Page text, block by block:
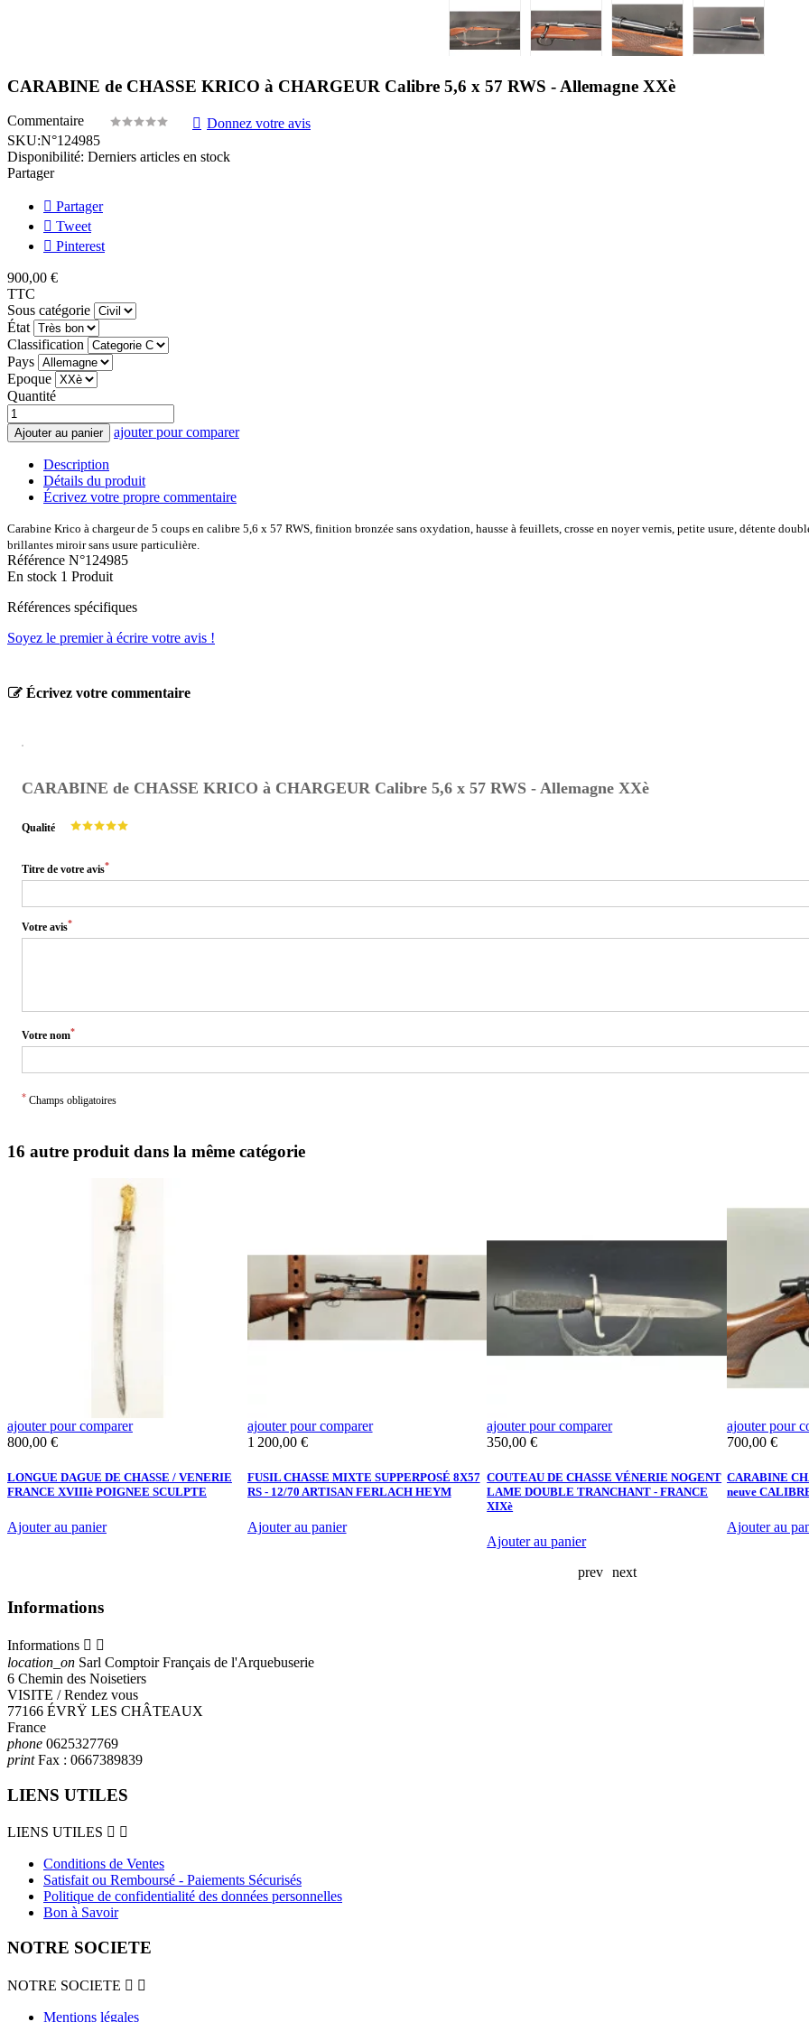
CARABINE de CHASSE KRICO à CHARGEUR Calibre 5,6 x 57 RWS - Allemagne XXè
Commentaire
Donnez votre avis
SKU:N°124985
Disponibilité: Derniers articles en stock
Partager
Partager
Tweet
Pinterest
900,00 €
TTC
Sous catégorie
État
Classification
Pays
Epoque
Quantité
Ajouter au panier ajouter pour comparer
Description
Détails du produit
Écrivez votre propre commentaire
Carabine Krico à chargeur de 5 coups en calibre 5,6 x 57 RWS, finition bronzée sans oxydation, hausse à feuillets, crosse en noyer vernis, petite usure, détente
brillantes miroir sans usure particulière.
Référence N°124985
En stock 1 Produit
Références spécifiques
Soyez le premier à écrire votre avis !
Écrivez votre commentaire
CARABINE de CHASSE KRICO à CHARGEUR Calibre 5,6 x 57 RWS - Allemagne XXè
Qualité
Titre de votre avis*
Votre avis*
Votre nom*
* Champs obligatoires
16 autre produit dans la même catégorie
ajouter pour comparer
Prix
800,00 €
LONGUE DAGUE DE CHASSE / VENERIE
FRANCE XVIIIè POIGNEE SCULPTE
Ajouter au panier
ajouter pour comparer
Prix
1 200,00 €
FUSIL CHASSE MIXTE SUPPERPOSÉ 8X57
RS - 12/70 ARTISAN FERLACH HEYM
Ajouter au panier
ajouter pour comparer
Prix
350,00 €
COUTEAU DE CHASSE VÉNERIE NOGENT
LAME DOUBLE TRANCHANT - FRANCE
XIXè
Ajouter au panier
ajouter pour
Prix
700,00 €
CARABINE
neuve
Ajouter au
prev next
Informations
Informations  
location_on Sarl Comptoir Français de l'Arquebuserie
6 Chemin des Noisetiers
VISITE / Rendez vous
77166 ÉVRŸ LES CHÂTEAUX
France
phone 0625327769
printFax : 0667389839
LIENS UTILES
LIENS UTILES  
Conditions de Ventes
Satisfait ou Remboursé - Paiements Sécurisés
Politique de confidentialité des données personnelles
Bon à Savoir
NOTRE SOCIETE
NOTRE SOCIETE  
Mentions légales